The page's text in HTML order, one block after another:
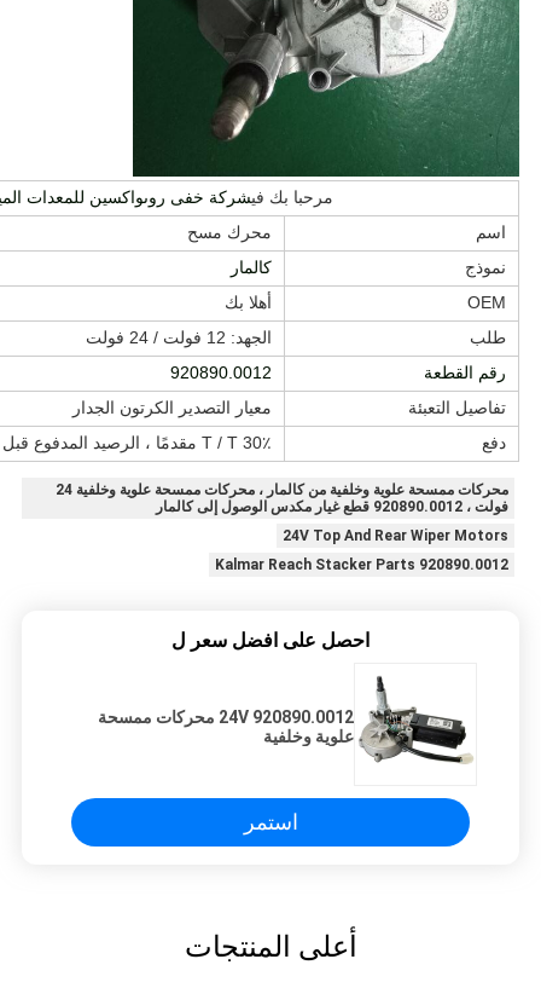
مرحبا بك فيشركة خفى روىواكسين للمعدات
اسم
محرك مسح
نموذج
كالمار
OEM
أهلا بك
طلب
الجهد: 12 فولت / 24 فولت
رقم القطعة
920890.0012
تفاصيل التعبئة
معيار التصدير الكرتون الجدار
دفع
30٪ T / T مقدمًا ، الرصيد المدفوع قبل dlievery أو ضد نسخة B / L.
محركات ممسحة علوية وخلفية من كالمار ، محركات ممسحة علوية وخلفية 24
فولت ، 920890.0012 قطع غيار مكدس الوصول إلى كالمار
24V Top And Rear Wiper Motors
920890.0012 Kalmar Reach Stacker Parts
احصل على افضل سعر ل
24V 920890.0012 محركات ممسحة
علوية وخلفية
استمر
أعلى المنتجات